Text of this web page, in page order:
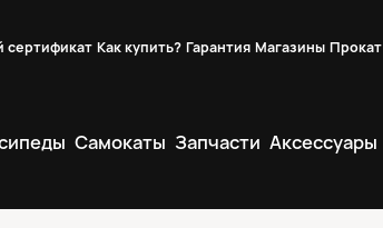
сертификат Как купить? Гарантия Магазины Прокат
Самокаты Запчасти Аксессуары